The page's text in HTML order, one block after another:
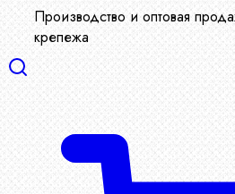
Производство и оптовая
крепежа